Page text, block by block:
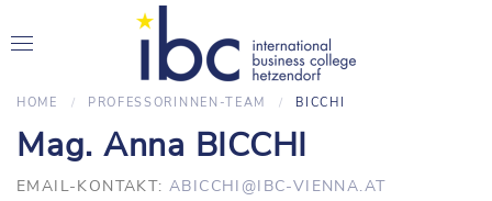
HOME PROFESSORINNEN-TEAM BICCHI
Mag. Anna BICCHI
EMAIL-KONTAKT: ABICCHI@IBC-VIENNA.AT